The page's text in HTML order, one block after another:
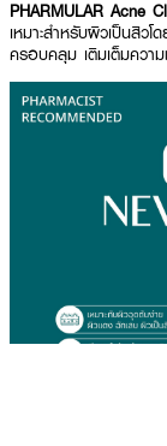
PHARMULAR Acne
เหมาะสำหรับผิวเป็นสิว
ครอบคลุม เติมเต็มควา